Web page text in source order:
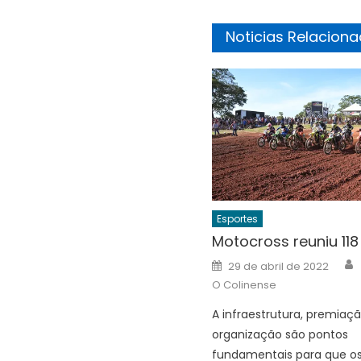
Noticias
Esportes
Motocross reuniu
Posted
on
29 de abril de 2022
O Colinense
A infraestrutura,
organização são pontos
fundamentais para que